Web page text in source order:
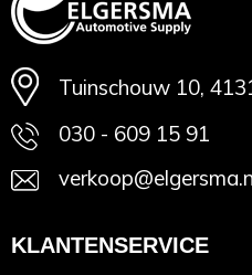
Tuinschouw 10,
030 - 609 15 91
KLANTENSERVICE